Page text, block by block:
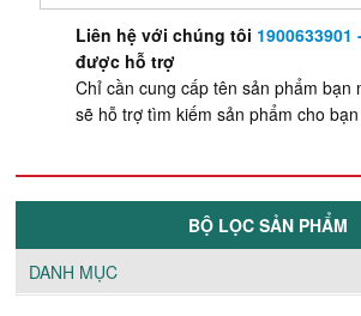
Liên hệ với chúng tôi 1900633901
được hỗ trợ
Chỉ cần cung cấp tên sản phẩm bạn
sẽ hỗ trợ tìm kiếm sản phẩm cho bạn
BỘ LỌC SẢN PHẨM
DANH MỤC